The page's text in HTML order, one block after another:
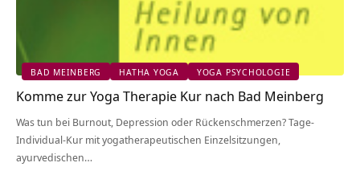
BAD MEINBERG HATHA YOGA YOGA PSYCHOLOGIE
Komme zur Yoga Therapie Kur nach Bad Meinberg
Was tun bei Burnout, Depression oder Rückenschmerzen? Tage-
Individual-Kur mit yogatherapeutischen Einzelsitzungen,
ayurvedischen…